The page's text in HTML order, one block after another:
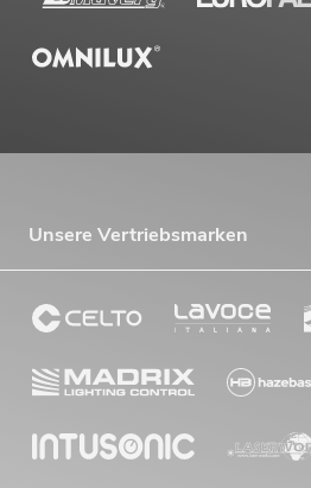
Unsere Vertriebsmarken